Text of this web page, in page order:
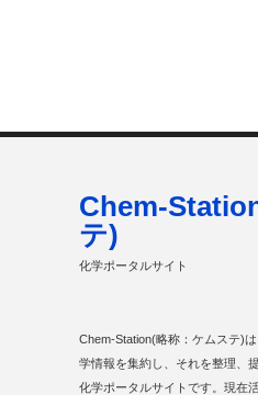
Chem-
テ)
化学ポータルサイト
Chem-Station(略称：ケムステ)
学情報を集約し、それを整理、
化学ポータルサイトです。現在